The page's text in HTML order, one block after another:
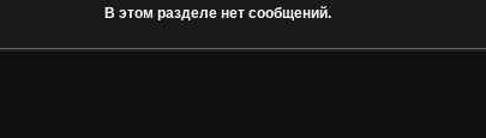
В этом разделе нет сообщений.